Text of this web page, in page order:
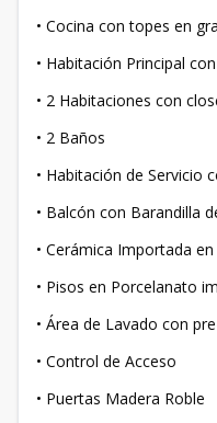
• Cocina con topes en
• Habitación Principal
• 2 Habitaciones con
• 2 Baños
• Habitación de Servicio
• Balcón con Barandilla
• Cerámica Importada
• Pisos en Porcelanato
• Área de Lavado con
• Control de Acceso
• Puertas Madera Roble